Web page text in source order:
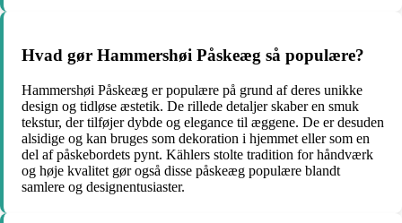
Hvad gør Hammershøi Påskeæg så populære?
Hammershøi Påskeæg er populære på grund af deres unikke
design og tidløse æstetik. De rillede detaljer skaber en smuk
tekstur, der tilføjer dybde og elegance til æggene. De er desuden
alsidige og kan bruges som dekoration i hjemmet eller som en
del af påskebordets pynt. Kählers stolte tradition for håndværk
og høje kvalitet gør også disse påskeæg populære blandt
samlere og designentusiaster.